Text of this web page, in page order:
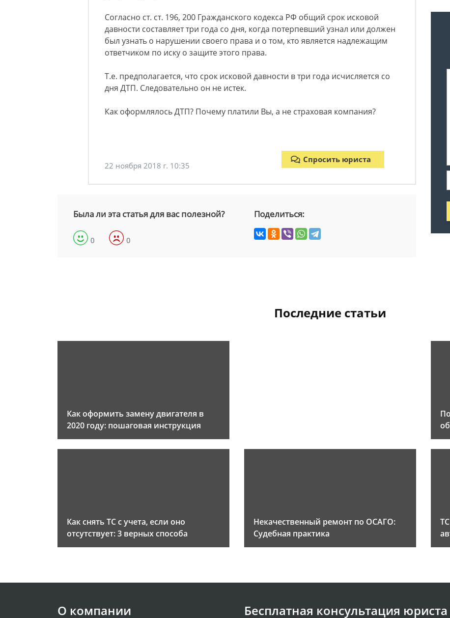
Согласно ст. ст. 196, 200 Гражданского кодекса РФ общий срок исковой
давности составляет три года со дня, когда потерпевший узнал или должен
был узнать о нарушении своего права и о том, кто является надлежащим
ответчиком по иску о защите этого права.
Т.е. предполагается, что срок исковой давности в три года исчисляется со
дня ДТП. Следовательно он не истек.
Как оформлялось ДТП? Почему платили Вы, а не страховая компания?
22 ноября 2018 г. 10:35
Спросить юриста
Была ли эта статья для вас полезной?
0 0
Поделиться:
Последние статьи
Как оформить замену двигателя в
2020 году: пошаговая инструкция
Как снять ТС с учета, если оно
отсутствует: 3 верных способа
Некачественный ремонт по ОСАГО:
Судебная практика
О компании Бесплатная консультация